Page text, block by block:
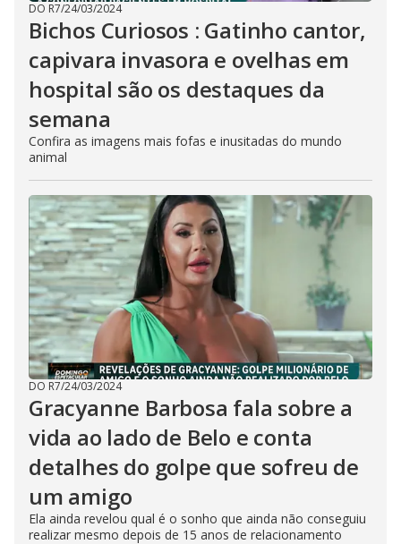
DO R7/24/03/2024
Bichos Curiosos : Gatinho cantor,
capivara invasora e ovelhas em
hospital são os destaques da
semana
Confira as imagens mais fofas e inusitadas do mundo
animal
DO R7/24/03/2024
Gracyanne Barbosa fala sobre a
vida ao lado de Belo e conta
detalhes do golpe que sofreu de
um amigo
Ela ainda revelou qual é o sonho que ainda não conseguiu
realizar mesmo depois de 15 anos de relacionamento